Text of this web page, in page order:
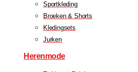
Sportkleding
Broeken & Shorts
Kledingsets
Jurken
Herenmode